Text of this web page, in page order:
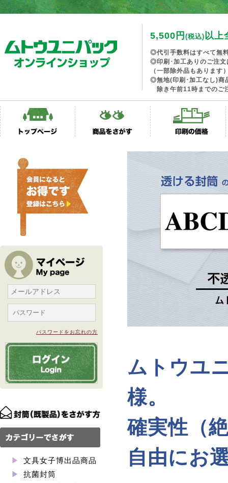
5,500円 (税込)以上
◎代引手数料はすべて無
◎印刷･加工ありのご注文
（一部除外品もあります
◎無地(印刷･加工なし)商
除き午前11時までのご
パスワードをお忘れの方
文具女子博出品商品
抗菌封筒
ムトウユ
様。
確実性（
自由にお